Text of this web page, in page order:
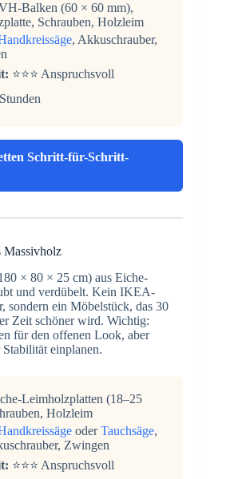
Balken (60 × 60 mm),
Schrauben, Holzleim
, Akkuschrauber,
⭐⭐⭐ Anspruchsvoll
Schritt-für-Schritt-
Massivholz
× 80 × 25 cm) aus Eiche-
und verdübelt. Kein IKEA-
sondern ein Möbelstück, das 30
Zeit schöner wird. Wichtig:
für den offenen Look, aber
einplanen.
Leimholzplatten (18–25
Holzleim
oderTauchsäge,
Zwingen
⭐⭐⭐ Anspruchsvoll